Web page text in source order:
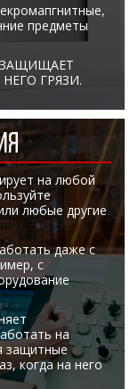
предметы
ГРЯЗИ.
на любой
любые другие
даже с
с
на
защитные
когда на него